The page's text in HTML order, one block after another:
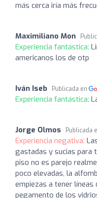
más cerca iría más
Maximiliano Mon
Experiencia fantástica:
americanos los de otp
Iván Iseb Publicada en
Experiencia fantástica:
Jorge Olmos Publicada
Experiencia negativa:
gastadas y sucias para
piso no es parejo
poco elevadas, la
empiezas a tener líneas
pegamento de los